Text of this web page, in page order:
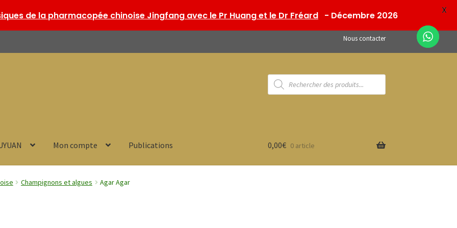
Nous contacter
Recherche
de
produits
Mon compte Publications 0,00€ 0 article
Champignons et algues Agar Agar
de la pharmacopée chinoise Jingfang avec le Pr Huang et le Dr Fréard - Décembre 2026 X